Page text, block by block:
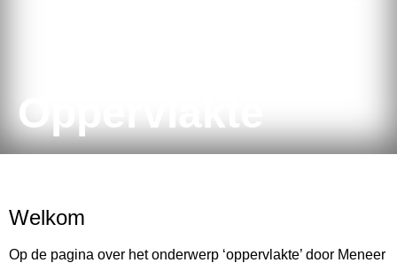
Oppervlakte
Welkom
Op de pagina over het onderwerp ‘oppervlakte’ door Meneer